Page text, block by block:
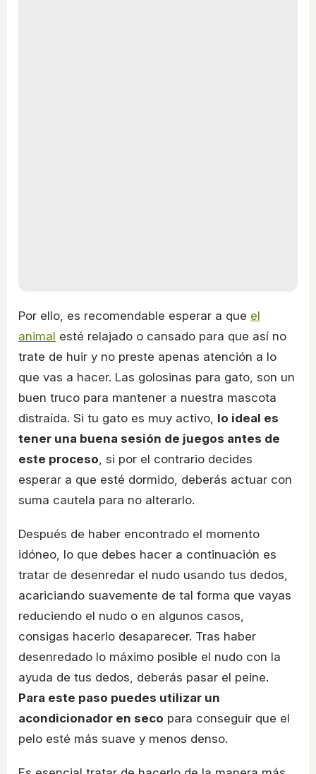
Por ello, es recomendable esperar a que el
animal esté relajado o cansado para que así no
trate de huir y no preste apenas atención a lo
que vas a hacer. Las golosinas para gato, son un
buen truco para mantener a nuestra mascota
distraída. Si tu gato es muy activo, lo ideal es
tener una buena sesión de juegos antes de
este proceso, si por el contrario decides
esperar a que esté dormido, deberás actuar con
suma cautela para no alterarlo.
Después de haber encontrado el momento
idóneo, lo que debes hacer a continuación es
tratar de desenredar el nudo usando tus dedos,
acariciando suavemente de tal forma que vayas
reduciendo el nudo o en algunos casos,
consigas hacerlo desaparecer. Tras haber
desenredado lo máximo posible el nudo con la
ayuda de tus dedos, deberás pasar el peine.
Para este paso puedes utilizar un
acondicionador en seco para conseguir que el
pelo esté más suave y menos denso.